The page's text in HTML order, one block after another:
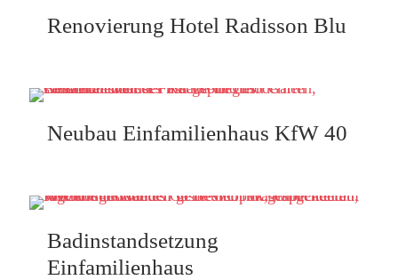
Renovierung Hotel Radisson Blu
Neubau Einfamilienhaus KfW 40
Badinstandsetzung
Einfamilienhaus